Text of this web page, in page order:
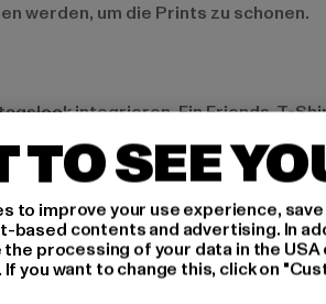
werden, um die Prints zu schonen.
integrieren. Ein Friends-T-
mit Leggings oder
und einer kuscheligen
nach Hause.
gefragter denn je. Besonders
TO SEE
to improve your use experience,
based contents and advertising. In
the processing of your data in the
you want to change this, click on